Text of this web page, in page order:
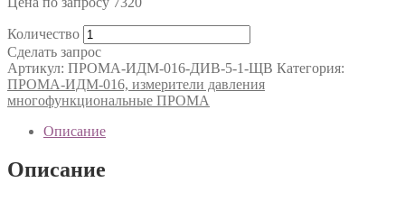
Количество
Сделать запрос
Артикул: ПРОМА-ИДМ-016-ДИВ-5-1-ЩВ Категория:
ПРОМА-ИДМ-016, измерители давления
многофункциональные ПРОМА
Описание
Описание